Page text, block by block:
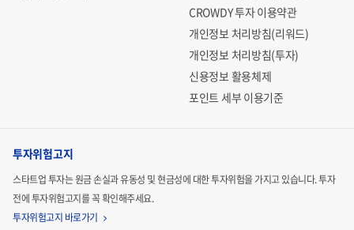
CROWDY 투자 이용약관
개인정보 처리방침(리워드)
개인정보 처리방침(투자)
신용정보 활용체제
포인트 세부 이용기준
투자위험고지
스타트업 투자는 원금 손실과 유동성 및 현금성에 대한 투자위험을 가지고 있습니다.투자
전에 투자위험고지를 꼭 확인해주세요.
투자위험고지 바로가기